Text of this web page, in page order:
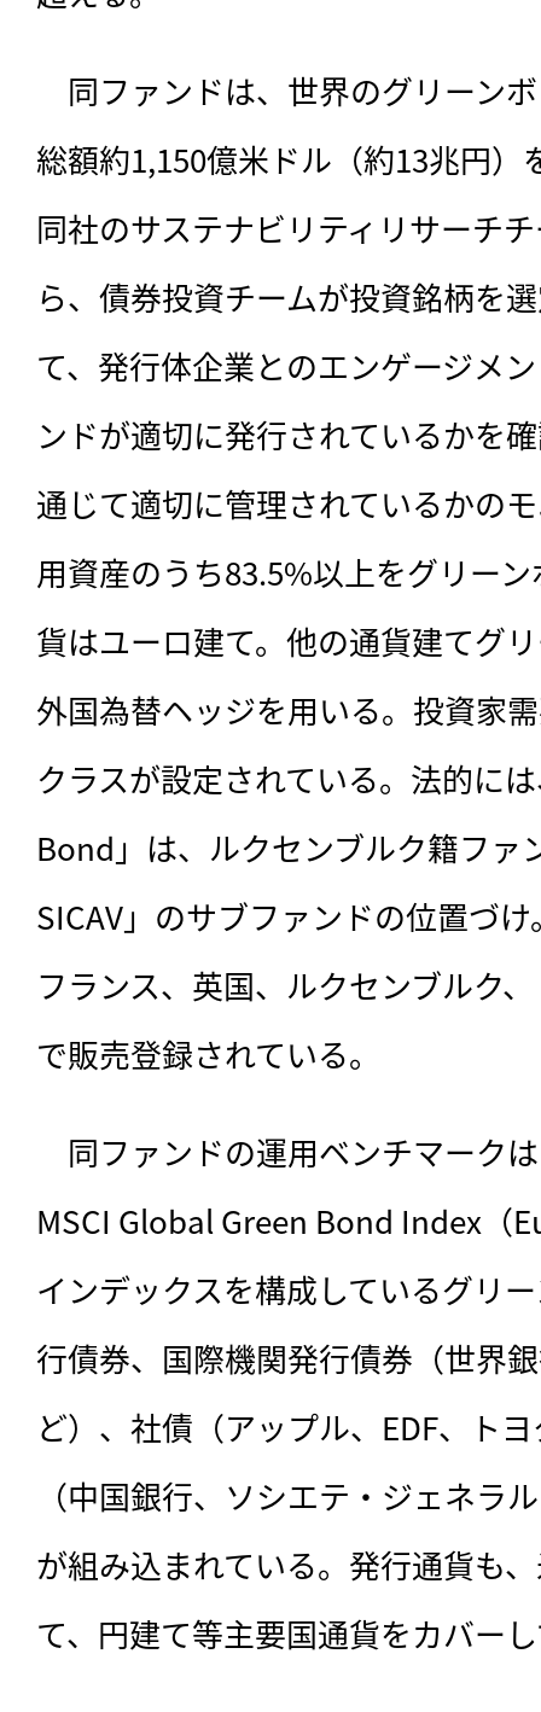
同ファンドは、世界のグリーン
総額約1,150億米ドル（約13兆円）
同社のサステナビリティリサーチ
ら、債券投資チームが投資銘柄を
て、発行体企業とのエンゲージメ
ンドが適切に発行されているかを
通じて適切に管理されているかの
用資産のうち83.5%以上をグリー
貨はユーロ建て。他の通貨建てグ
外国為替ヘッジを用いる。投資家
クラスが設定されている。法的に
Bond」は、ルクセンブルク籍ファ
SICAV」のサブファンドの位置づ
フランス、英国、ルクセンブルク
で販売登録されている。
同ファンドの運用ベンチマーク
MSCI Global Green Bond Index（
インデックスを構成しているグリ
行債券、国際機関発行債券（世界
ど）、社債（アップル、EDF、ト
（中国銀行、ソシエテ・ジェネラ
が組み込まれている。発行通貨も
て、円建て等主要国通貨をカバー